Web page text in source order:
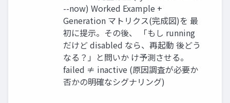
--now) Worked Example +
Generation マトリクス(完成図)を 最
初に提示。その後、 「もし running
だけど disabled なら、再起動 後どう
なる？」と問いか け予測させる。
failed ≠ inactive (原因調査が必要か
否かの明確なシグナリング)